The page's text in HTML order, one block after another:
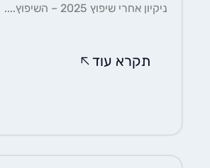
ניקיון אחרי שיפוץ 2025 – השיפוץ....
תקרא עוד